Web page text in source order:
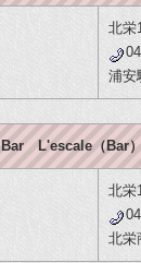
北栄
浦安
Bar L'escale（Bar
北栄
北栄